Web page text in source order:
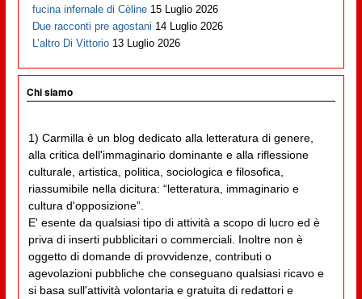
fucina infernale di Cèline 15 Luglio 2026
Due racconti pre agostani 14 Luglio 2026
L’altro Di Vittorio 13 Luglio 2026
Chi siamo
1) Carmilla è un blog dedicato alla letteratura di genere,
alla critica dell'immaginario dominante e alla riflessione
culturale, artistica, politica, sociologica e filosofica,
riassumibile nella dicitura: “letteratura, immaginario e
cultura d'opposizione”.
E' esente da qualsiasi tipo di attività a scopo di lucro ed è
priva di inserti pubblicitari o commerciali. Inoltre non è
oggetto di domande di provvidenze, contributi o
agevolazioni pubbliche che conseguano qualsiasi ricavo e
si basa sull'attività volontaria e gratuita di redattori e